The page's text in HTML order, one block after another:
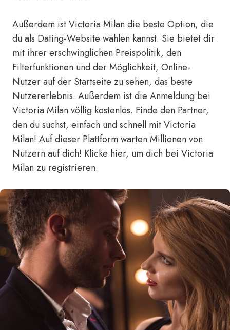
Außerdem ist Victoria Milan die beste Option, die
du als Dating-Website wählen kannst. Sie bietet dir
mit ihrer erschwinglichen Preispolitik, den
Filterfunktionen und der Möglichkeit, Online-
Nutzer auf der Startseite zu sehen, das beste
Nutzererlebnis. Außerdem ist die Anmeldung bei
Victoria Milan völlig kostenlos. Finde den Partner,
den du suchst, einfach und schnell mit Victoria
Milan! Auf dieser Plattform warten Millionen von
Nutzern auf dich! Klicke hier, um dich bei Victoria
Milan zu registrieren.